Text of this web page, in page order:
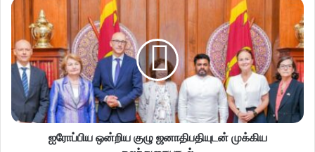
ஐரோப்பிய ஒன்றிய குழு ஜனாதிபதியுடன் முக்கிய